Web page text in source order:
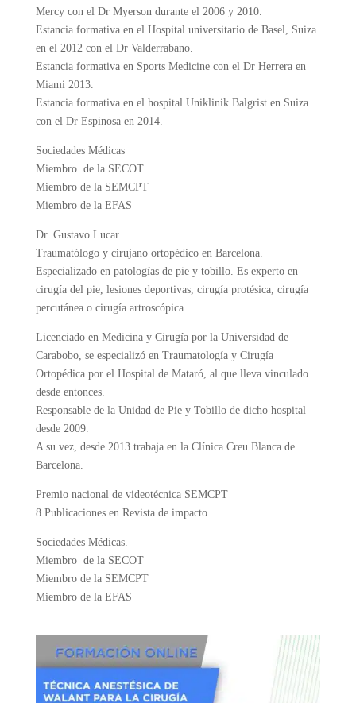
Mercy con el Dr Myerson durante el 2006 y 2010.
Estancia formativa en el Hospital universitario de Basel, Suiza
en el 2012 con el Dr Valderrabano.
Estancia formativa en Sports Medicine con el Dr Herrera en
Miami 2013.
Estancia formativa en el hospital Uniklinik Balgrist en Suiza
con el Dr Espinosa en 2014.
Sociedades Médicas
Miembro de la SECOT
Miembro de la SEMCPT
Miembro de la EFAS
Dr. Gustavo Lucar
Traumatólogo y cirujano ortopédico en Barcelona.
Especializado en patologías de pie y tobillo. Es experto en
cirugía del pie, lesiones deportivas, cirugía protésica, cirugía
percutánea o cirugía artroscópica
Licenciado en Medicina y Cirugía por la Universidad de
Carabobo, se especializó en Traumatología y Cirugía
Ortopédica por el Hospital de Mataró, al que lleva vinculado
desde entonces.
Responsable de la Unidad de Pie y Tobillo de dicho hospital
desde 2009.
A su vez, desde 2013 trabaja en la Clínica Creu Blanca de
Barcelona.
Premio nacional de videotécnica SEMCPT
8 Publicaciones en Revista de impacto
Sociedades Médicas.
Miembro de la SECOT
Miembro de la SEMCPT
Miembro de la EFAS